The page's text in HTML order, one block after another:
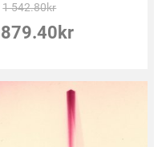
1 542.80kr
879.40 kr